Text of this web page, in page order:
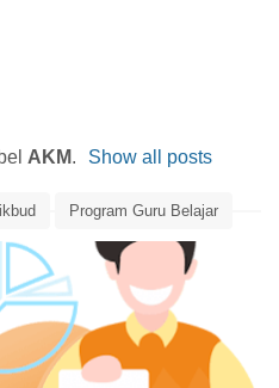
AKM. Show all posts
Program Guru Belajar
Kompetensi Minimum